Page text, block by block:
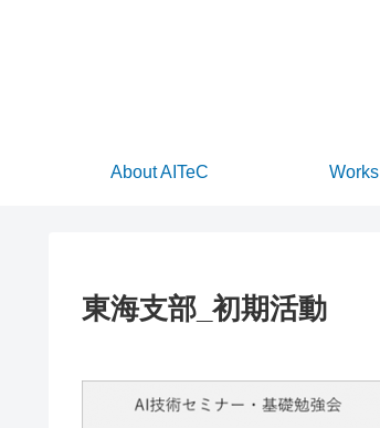
About AITeC Works
東海支部_初期活動